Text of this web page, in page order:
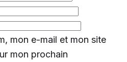
mon e-mail et mon site
mon prochain